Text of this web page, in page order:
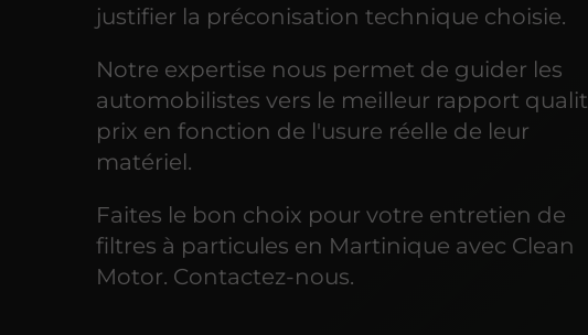
justifier la préconisation technique choisie.
Notre expertise nous permet de guider les
automobilistes vers le meilleur rapport
prix en fonction de l'usure réelle de leur
matériel.
Faites le bon choix pour votre entretien de
filtres à particules en Martinique avec Clean
Motor. Contactez-nous.